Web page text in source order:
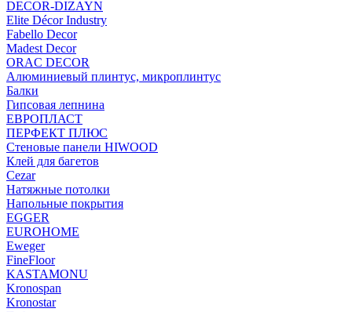
DECOR-DIZAYN
Elite Décor Industry
Fabello Decor
Madest Decor
ORAC DECOR
Алюминиевый плинтус, микроплинтус
Балки
Гипсовая лепнина
ЕВРОПЛАСТ
ПЕРФЕКТ ПЛЮС
Стеновые панели HIWOOD
Клей для багетов
Cezar
Натяжные потолки
Напольные покрытия
EGGER
EUROHOME
Eweger
FineFloor
KASTAMONU
Kronospan
Kronostar